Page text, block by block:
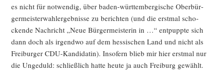
es nicht für not­wen­dig, über baden-würt­tem­ber­gi­sche Ober­bür­
ger­meis­ter­wahl­er­geb­nis­se zu berich­ten (und die erst­mal scho­
cken­de Nach­richt „Neue Bür­ger­meis­te­rin in …“ ent­pupp­te sich
dann doch als irgend­wo auf dem hes­si­schen Land und nicht als
Frei­bur­ger CDU-Kan­di­da­tin). Inso­fern blieb mir hier erst­mal nur
die Unge­duld: schließ­lich hat­te heu­te ja auch Frei­burg gewählt.